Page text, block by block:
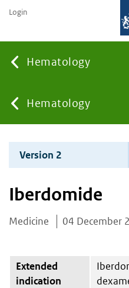
Hematology
You
are
here:
Hematology
Login
Version 2
Iberdomide
Medicine 04 December
Extended
indication